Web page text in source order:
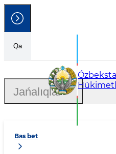
Qa
Jańalıqlar
Bas bet
Jańalıqlar